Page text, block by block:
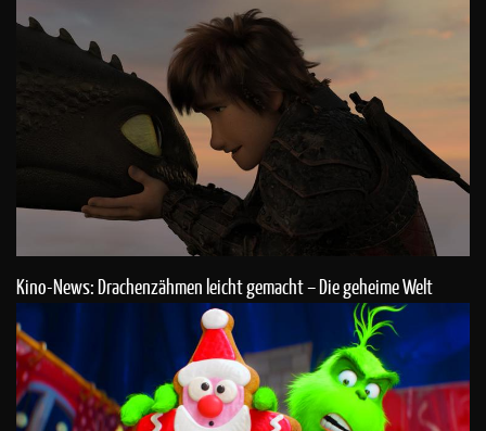
Kino-News: Drachenzähmen leicht gemacht – Die geheime Welt